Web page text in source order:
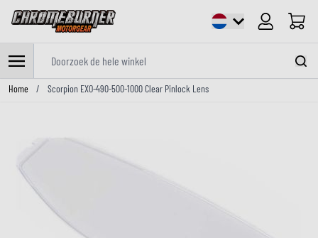
Cart
Ga naar de inhoud
Home / Scorpion EXO-490-500-1000 Clear Pinlock Lens